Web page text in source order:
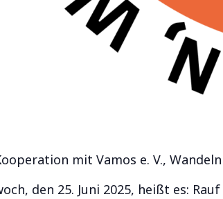
mit Vamos e. V.,
den 25. Juni 2025, heißt es: